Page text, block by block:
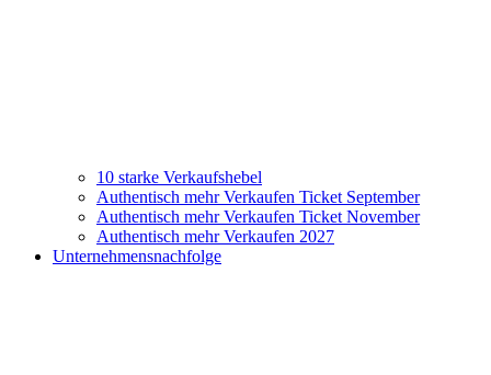
10 starke Verkaufshebel
Authentisch mehr Verkaufen Ticket September
Authentisch mehr Verkaufen Ticket November
Authentisch mehr Verkaufen 2027
Unternehmensnachfolge